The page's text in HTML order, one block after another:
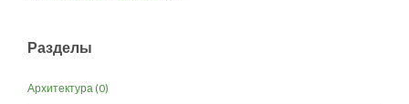
Разделы
Архитектура (0)